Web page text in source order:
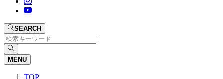
SEARCH
MENU
TOP